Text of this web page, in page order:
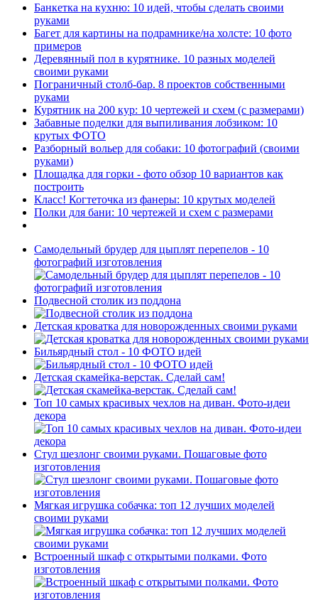
Банкетка на кухню: 10 идей, чтобы сделать своими
руками
Багет для картины на подрамнике/на холсте: 10 фото
примеров
Деревянный пол в курятнике. 10 разных моделей
своими руками
Пограничный столб-бар. 8 проектов собственными
руками
Курятник на 200 кур: 10 чертежей и схем (с размерами)
Забавные поделки для выпиливания лобзиком: 10
крутых ФОТО
Разборный вольер для собаки: 10 фотографий (своими
руками)
Площадка для горки - фото обзор 10 вариантов как
построить
Класс! Когтеточка из фанеры: 10 крутых моделей
Полки для бани: 10 чертежей и схем с размерами
Самодельный брудер для цыплят перепелов - 10
фотографий изготовления
Подвесной столик из поддона
Детская кроватка для новорожденных своими руками
Бильярдный стол - 10 ФОТО идей
Детская скамейка-верстак. Сделай сам!
Топ 10 самых красивых чехлов на диван. Фото-идеи
декора
Стул шезлонг своими руками. Пошаговые фото
изготовления
Мягкая игрушка собачка: топ 12 лучших моделей
своими руками
Встроенный шкаф с открытыми полками. Фото
изготовления